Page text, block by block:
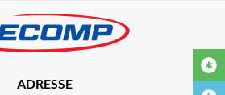
ADRESSE